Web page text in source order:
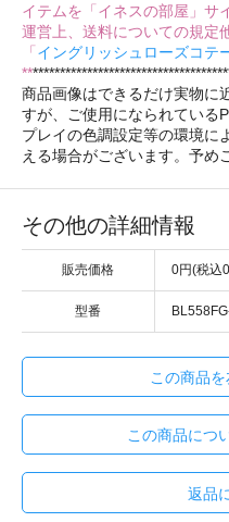
イテムを「イネスの部屋」サ
運営上、送料についての規定
「 イングリッシュローズコテ
**
商品画像はできるだけ実物に
すが、ご使用になられている
プレイの色調設定等の環境に
える場合がございます。予め
その他の詳細情報
販売価格 0円(税込
型番
この商品
この商品につ
返品